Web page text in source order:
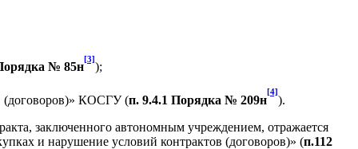
№ 85н
[3]
);
(договоров)» КОСГУ (п. 9.4.1 Порядка № 209н
[4]
).
заключенного автономным учреждением, отражается
и нарушение условий контрактов (договоров)» (п.112